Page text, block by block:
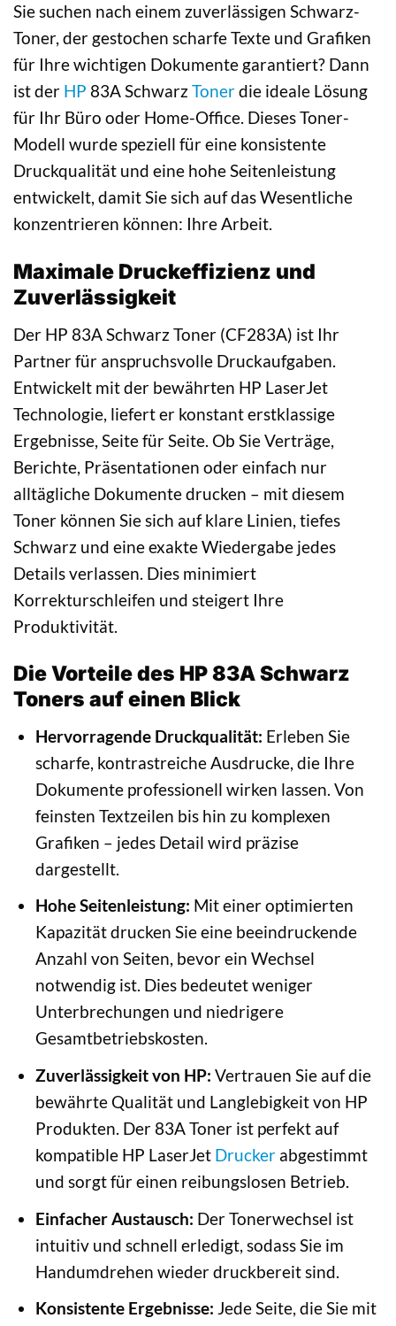
Sie suchen nach einem zuverlässigen Schwarz-
Toner, der gestochen scharfe Texte und Grafiken
für Ihre wichtigen Dokumente garantiert? Dann
ist der HP 83A SchwarzTonerdie ideale Lösung
für Ihr Büro oder Home-Office. Dieses Toner-
Modell wurde speziell für eine konsistente
Druckqualität und eine hohe Seitenleistung
entwickelt, damit Sie sich auf das Wesentliche
konzentrieren können: Ihre Arbeit.
Maximale Druckeffizienz und
Zuverlässigkeit
Der HP 83A Schwarz Toner (CF283A) ist Ihr
Partner für anspruchsvolle Druckaufgaben.
Entwickelt mit der bewährten HP LaserJet
Technologie, liefert er konstant erstklassige
Ergebnisse, Seite für Seite. Ob Sie Verträge,
Berichte, Präsentationen oder einfach nur
alltägliche Dokumente drucken – mit diesem
Toner können Sie sich auf klare Linien, tiefes
Schwarz und eine exakte Wiedergabe jedes
Details verlassen. Dies minimiert
Korrekturschleifen und steigert Ihre
Produktivität.
Die Vorteile des HP 83A Schwarz
Toners auf einen Blick
Hervorragende Druckqualität: Erleben Sie
scharfe, kontrastreiche Ausdrucke, die Ihre
Dokumente professionell wirken lassen. Von
feinsten Textzeilen bis hin zu komplexen
Grafiken – jedes Detail wird präzise
dargestellt.
Hohe Seitenleistung: Mit einer optimierten
Kapazität drucken Sie eine beeindruckende
Anzahl von Seiten, bevor ein Wechsel
notwendig ist. Dies bedeutet weniger
Unterbrechungen und niedrigere
Gesamtbetriebskosten.
Zuverlässigkeit von HP: Vertrauen Sie auf die
bewährte Qualität und Langlebigkeit von HP
Produkten. Der 83A Toner ist perfekt auf
kompatible HP LaserJet Druckerabgestimmt
und sorgt für einen reibungslosen Betrieb.
Einfacher Austausch: Der Tonerwechsel ist
intuitiv und schnell erledigt, sodass Sie im
Handumdrehen wieder druckbereit sind.
Konsistente Ergebnisse: Jede Seite, die Sie mit